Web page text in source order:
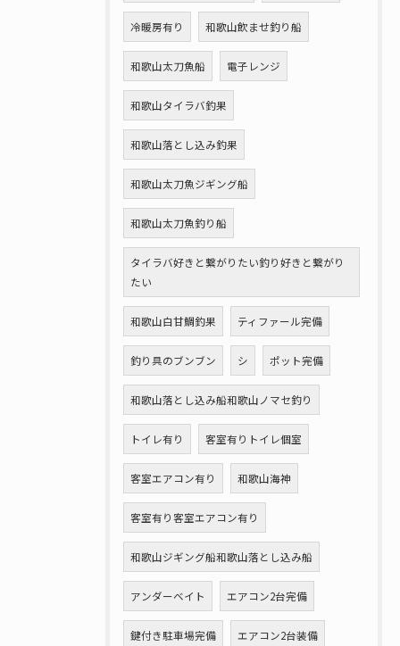
冷暖房有り 和歌山飲ませ釣り船
和歌山太刀魚船 電子レンジ
和歌山タイラバ釣果
和歌山落とし込み釣果
和歌山太刀魚ジギング船
和歌山太刀魚釣り船
タイラバ好きと繋がりたい釣り好きと繋がり
たい
和歌山白甘鯛釣果 ティファール完備
釣り具のブンブン シ ポット完備
和歌山落とし込み船和歌山ノマセ釣り
トイレ有り 客室有りトイレ個室
客室エアコン有り 和歌山海神
客室有り客室エアコン有り
和歌山ジギング船和歌山落とし込み船
アンダーベイト エアコン2台完備
鍵付き駐車場完備 エアコン2台装備